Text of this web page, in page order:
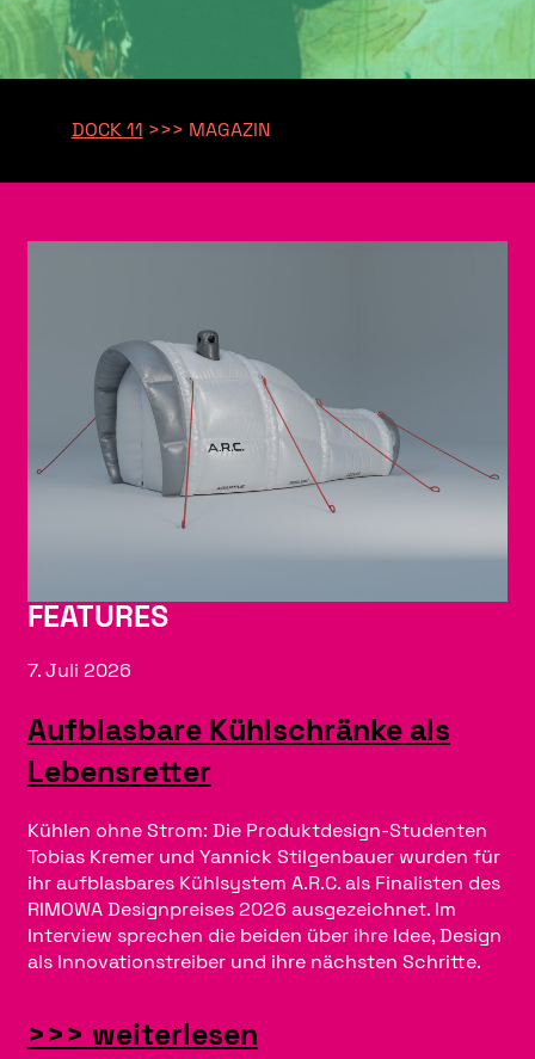
DOCK 11 >>> MAGAZIN
FEATURES
7. Juli 2026
Aufblasbare Kühlschränke als
Lebensretter
Kühlen ohne Strom: Die Produktdesign-Studenten
Tobias Kremer und Yannick Stilgenbauer wurden für
ihr aufblasbares Kühlsystem A.R.C. als Finalisten des
RIMOWA Designpreises 2026 ausgezeichnet. Im
Interview sprechen die beiden über ihre Idee, Design
als Innovationstreiber und ihre nächsten Schritte.
>>> weiterlesen: